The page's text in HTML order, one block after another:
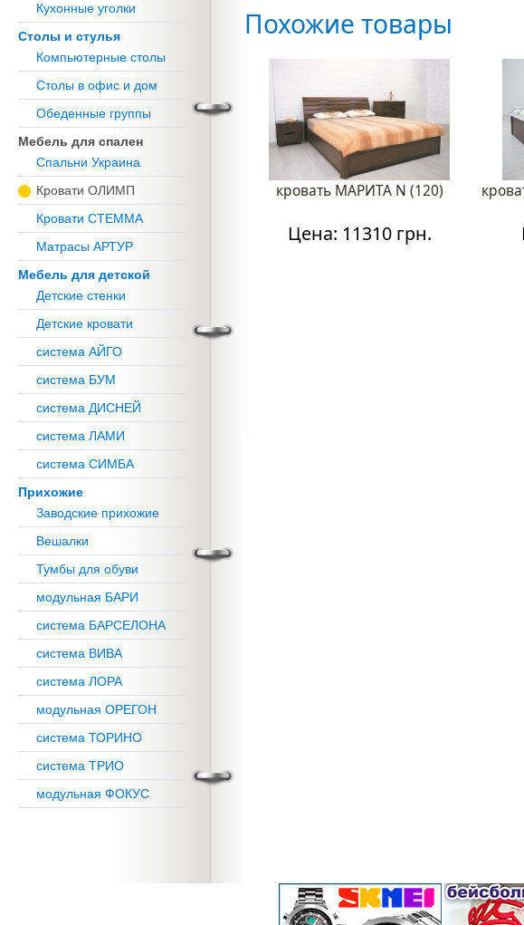
Похожие товары
кровать МАРИТА N (120)
Цена: 11310 грн.
Кухонные уголки
Столы и стулья
Компьютерные столы
Столы в офис и дом
Обеденные группы
Мебель для спален
Спальни Украина
Кровати ОЛИМП
Кровати СТЕММА
Матрасы АРТУР
Мебель для детской
Детские стенки
Детские кровати
система АЙГО
система БУМ
система ДИСНЕЙ
система ЛАМИ
система СИМБА
Прихожие
Заводские прихожие
Вешалки
Тумбы для обуви
модульная БАРИ
система БАРСЕЛОНА
система ВИВА
система ЛОРА
модульная ОРЕГОН
система ТОРИНО
система ТРИО
модульная ФОКУС